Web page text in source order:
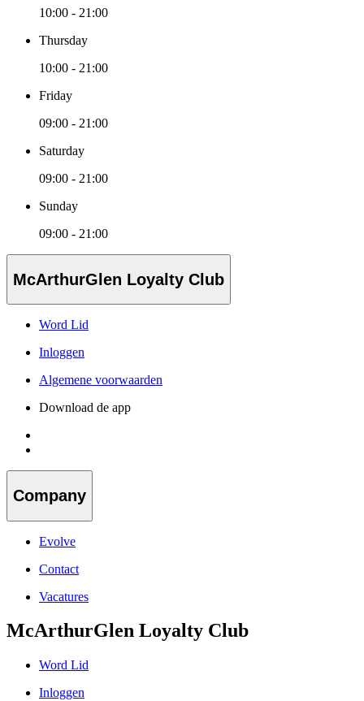
10:00 - 21:00
Thursday
10:00 - 21:00
Friday
09:00 - 21:00
Saturday
09:00 - 21:00
Sunday
09:00 - 21:00
McArthurGlen Loyalty Club
Word Lid
Inloggen
Algemene voorwaarden
Download de app
Company
Evolve
Contact
Vacatures
McArthurGlen Loyalty Club
Word Lid
Inloggen